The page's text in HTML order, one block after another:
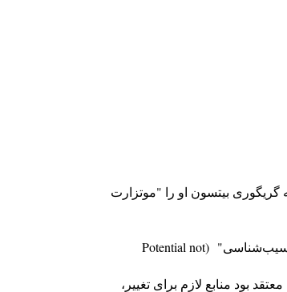
گریگوری بیتسون او را "موتزارت
چرا این کارگاه؟ برخلاف رویکردهای کلاسیک که بر تحلیل نقص‌ها و ریشه‌یابی آسیب‌ها تمرکز دارند، ذهنیت اریکسونی بر پایه‌ی فلسفه‌ی "پتانسیل به جای آسیب‌شناسی" (Potential not
بود منابع لازم برای تغییر،